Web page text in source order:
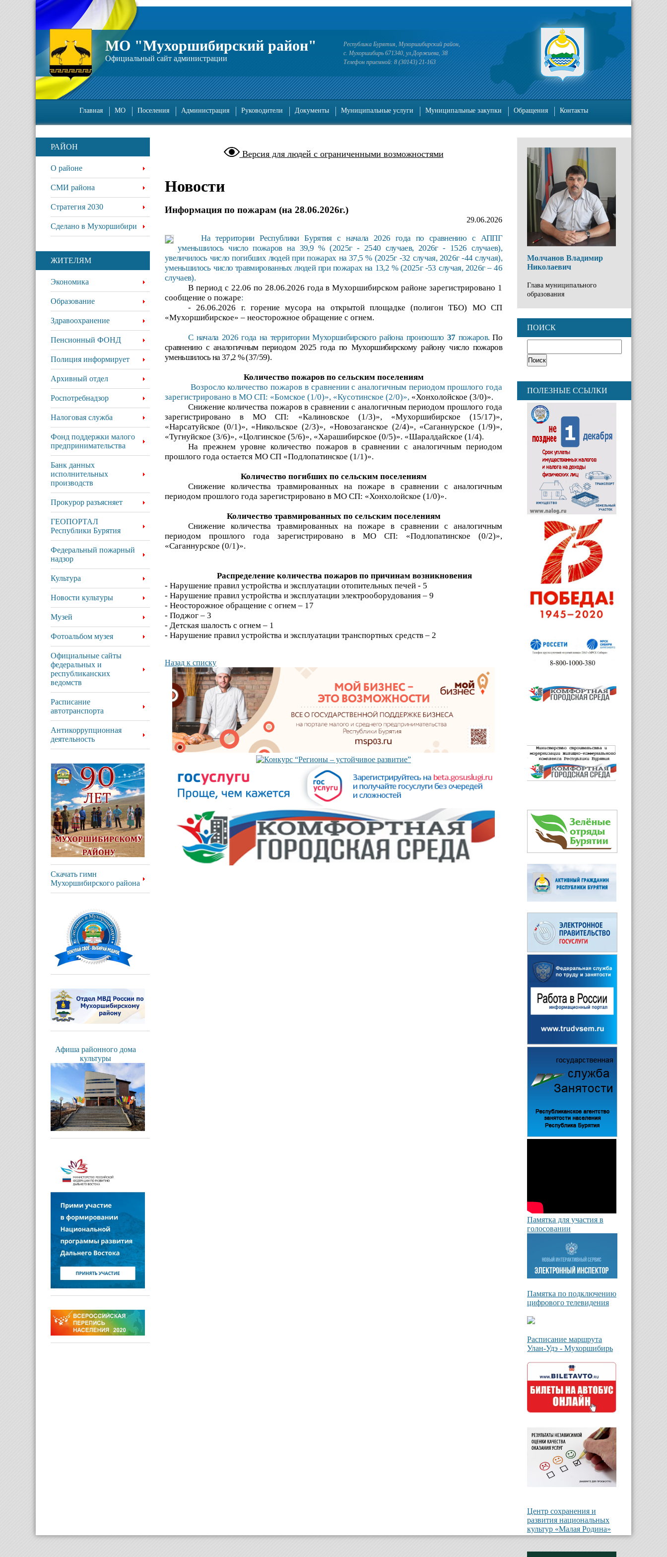
МО "Мухоршибирский район"
Официальный сайт администрации
Республика Бурятия, Мухоршибирский район,
с. Мухоршибирь 671340, ул.Доржиева, 38
Телефон приемной: 8 (30143) 21-163
Главная МО Поселения Администрация Руководители Документы Муниципальные услуги Муниципальные закупки Обращения Контакты
РАЙОН
О районе
СМИ района
Стратегия 2030
Сделано в Мухоршибири
ЖИТЕЛЯМ
Экономика
Образование
Здравоохранение
Пенсионный ФОНД
Полиция информирует
Архивный отдел
Роспотребнадзор
Налоговая служба
Фонд поддержки малого
предпринимательства
Банк данных
исполнительных
производств
Прокурор разъясняет
ГЕОПОРТАЛ
Республики Бурятия
Федеральный пожарный
надзор
Культура
Новости культуры
Музей
Фотоальбом музея
Официальные сайты
федеральных и
республиканских
ведомств
Расписание
автотранспорта
Антикоррупционная
деятельность
Скачать гимн
Мухоршибирского района
Афиша районного дома
культуры
Версия для людей с ограниченными возможностями
Новости
Информация по пожарам (на 28.06.2026г.)
29.06.2026
На территории Республики Бурятия с начала 2026 года по сравнению с АППГ
уменьшилось число пожаров на 39,9 % (2025г - 2540 случаев, 2026г - 1526 случаев),
увеличилось число погибших людей при пожарах на 37,5 % (2025г -32 случая, 2026г -44 случая),
уменьшилось число травмированных людей при пожарах на 13,2 % (2025г -53 случая, 2026г – 46
случаев).
В период с 22.06 по 28.06.2026 года в Мухоршибирском районе зарегистрировано 1
сообщение о пожаре:
- 26.06.2026 г. горение мусора на открытой площадке (полигон ТБО) МО СП
«Мухоршибирское» – неосторожное обращение с огнем.
С начала 2026 года на территории Мухоршибирского района произошло 37 пожаров.По
сравнению с аналогичным периодом 2025 года по Мухоршибирскому району число пожаров
уменьшилось на 37,2 % (37/59).
Количество пожаров по сельским поселениям
Возросло количество пожаров в сравнении с аналогичным периодом прошлого года
зарегистрировано в МО СП: «Бомское (1/0)», «Кусотинское (2/0)», «Хонхолойское (3/0)».
Снижение количества пожаров в сравнении с аналогичным периодом прошлого года
зарегистрировано в МО СП: «Калиновское (1/3)», «Мухоршибирское (15/17)»,
«Нарсатуйское (0/1)», «Никольское (2/3)», «Новозаганское (2/4)», «Саганнурское (1/9)»,
«Тугнуйское (3/6)», «Цолгинское (5/6)», «Харашибирское (0/5)». «Шаралдайское (1/4).
На прежнем уровне количество пожаров в сравнении с аналогичным периодом
прошлого года остается МО СП «Подлопатинское (1/1)».
Количество погибших по сельским поселениям
Снижение количества травмированных на пожаре в сравнении с аналогичным
периодом прошлого года зарегистрировано в МО СП: «Хонхолойское (1/0)».
Количество травмированных по сельским поселениям
Снижение количества травмированных на пожаре в сравнении с аналогичным
периодом прошлого года зарегистрировано в МО СП: «Подлопатинское (0/2)»,
«Саганнурское (0/1)».
Распределение количества пожаров по причинам возникновения
- Нарушение правил устройства и эксплуатации отопительных печей - 5
- Нарушение правил устройства и эксплуатации электрооборудования – 9
- Неосторожное обращение с огнем – 17
- Поджог – 3
- Детская шалость с огнем – 1
- Нарушение правил устройства и эксплуатации транспортных средств – 2
Назад к списку
Молчанов Владимир
Николаевич
Глава муниципального
образования
ПОИСК
ПОЛЕЗНЫЕ ССЫЛКИ
Памятка для участия в
голосовании
Памятка по подключению
цифрового телевидения
Расписание маршрута
Улан-Удэ - Мухоршибирь
Центр сохранения и
развития национальных
культур «Малая Родина»